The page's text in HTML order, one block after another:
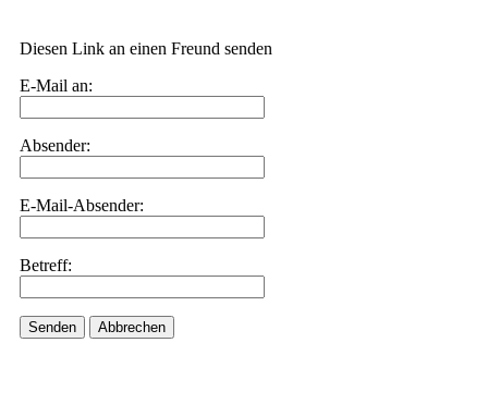
Diesen Link an einen Freund senden
E-Mail an:
Absender:
E-Mail-Absender:
Betreff:
Senden Abbrechen